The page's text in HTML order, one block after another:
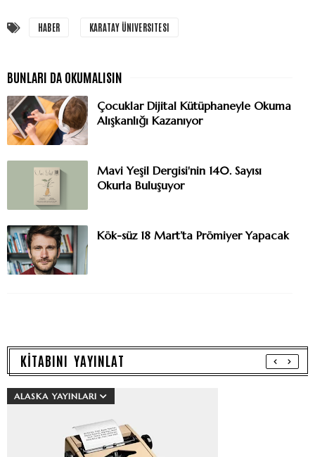
HABER KARATAY ÜNIVERSITESI
Çocuklar Dijital Kütüphaneyle Okuma
Alışkanlığı Kazanıyor
Mavi Yeşil Dergisi'nin 140. Sayısı
Okurla Buluşuyor
Kök-süz 18 Mart’ta Prömiyer Yapacak
KİTABINI YAYINLAT
ALASKA YAYINLARI